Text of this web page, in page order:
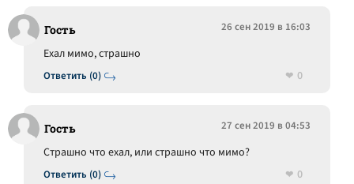
Гость 26 сен 2019 в 16:03
Ответить (0)
Ехал мимо, страшно
0
Гость 27 сен 2019 в 04:53
Ответить (0)
Страшно что ехал, или страшно что мимо?
0